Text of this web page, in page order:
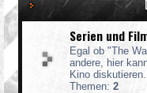
Serien und
Egal ob "The
andere, hier
Kino diskutieren.
Themen: 2